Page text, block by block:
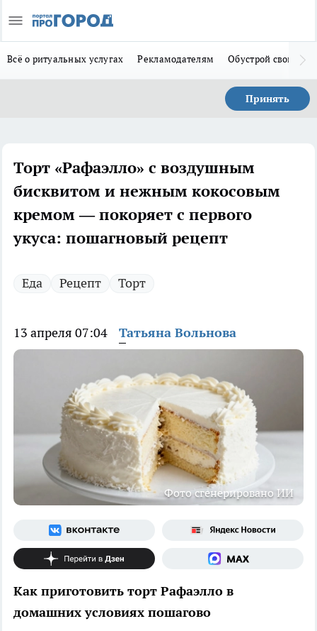
Всё о ритуальных услугах Рекламодателям Обустрой свой дом
Принять
Торт «Рафаэлло» с воздушным
бисквитом и нежным кокосовым
кремом — покоряет с первого
укуса: пошагновый рецепт
Еда Рецепт Торт
13 апреля 07:04 Татьяна Вольнова
Фото сгенерировано ИИ
Как приготовить торт Рафаэлло в
домашних условиях пошагово